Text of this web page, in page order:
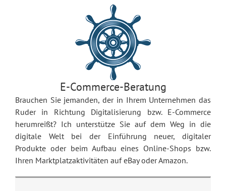
E-Commerce-Beratung
Brauchen Sie jemanden, der in Ihrem Unternehmen das
Ruder in Richtung Digitalisierung bzw. E-Commerce
herumreißt? Ich unterstütze Sie auf dem Weg in die
digitale Welt bei der Einführung neuer, digitaler
Produkte oder beim Aufbau eines Online-Shops bzw.
Ihren Marktplatzaktivitäten auf eBay oder Amazon.